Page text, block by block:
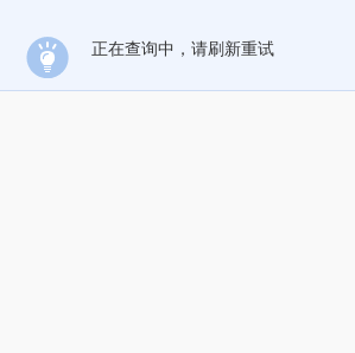
正在查询中，请刷新重试